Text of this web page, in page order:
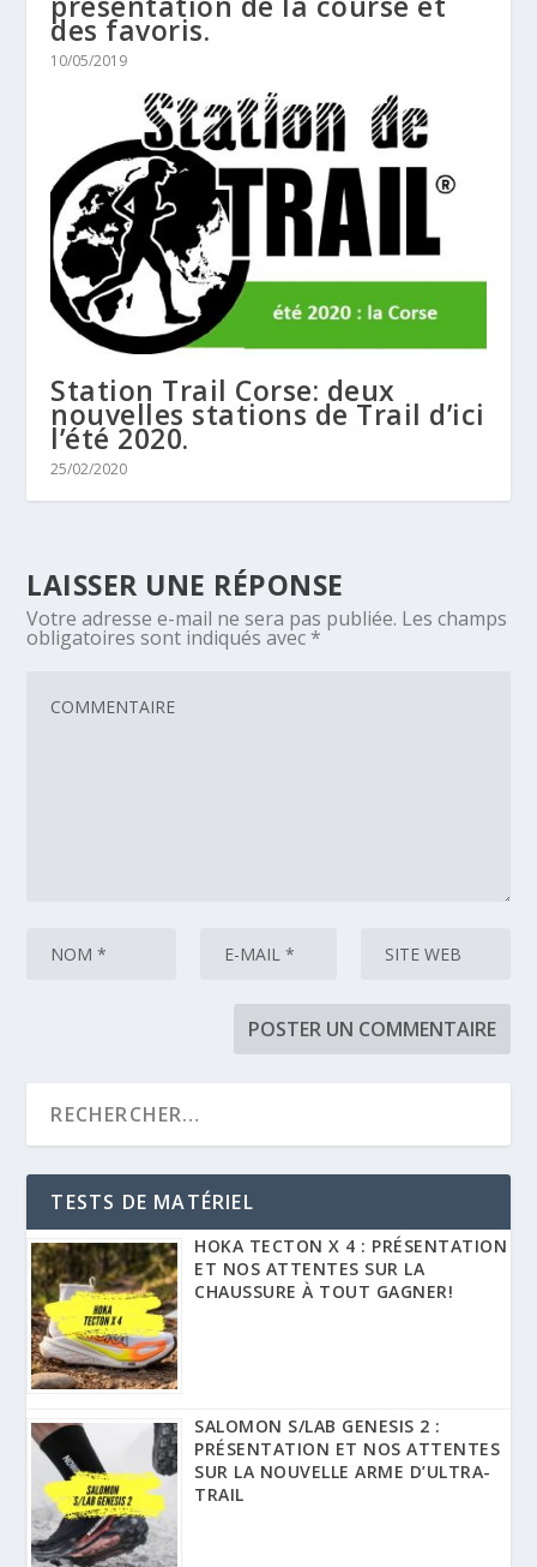
des favoris.
10/05/2019
Station Trail Corse: deux
nouvelles stations de Trail d’ici
l’été 2020.
25/02/2020
LAISSER UNE RÉPONSE
Votre adresse e-mail ne sera pas publiée. Les champs
obligatoires sont indiqués avec *
TESTS DE MATÉRIEL
HOKA TECTON X 4 : PRÉSENTATION
ET NOS ATTENTES SUR LA
CHAUSSURE À TOUT GAGNER!
SALOMON S/LAB GENESIS 2 :
PRÉSENTATION ET NOS ATTENTES
SUR LA NOUVELLE ARME D’ULTRA-
TRAIL